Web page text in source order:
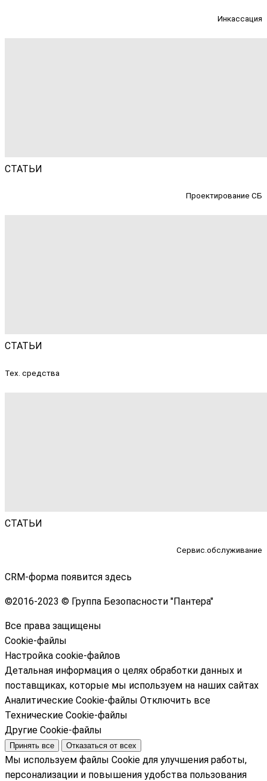
Инкассация
СТАТЬИ
Проектирование СБ
СТАТЬИ
Тех. средства
СТАТЬИ
Сервис.обслуживание
CRM-форма появится здесь
©2016-2023 © Группа Безопасности "Пантера"
Все права защищены
Cookie-файлы
Настройка cookie-файлов
Детальная информация о целях обработки данных и
поставщиках, которые мы используем на наших сайтах
Аналитические Cookie-файлы Отключить все
Технические Cookie-файлы
Другие Cookie-файлы
Принять все Отказаться от всех
Мы используем файлы Cookie для улучшения работы,
персонализации и повышения удобства пользования